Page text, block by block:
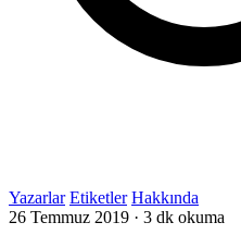
Yazarlar Etiketler Hakkında
26 Temmuz 2019 · 3 dk okuma